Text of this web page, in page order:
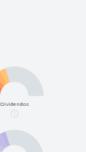
Dividendos